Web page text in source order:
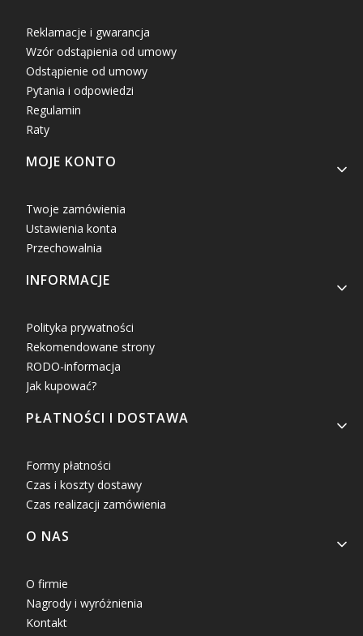
Reklamacje i gwarancja
Wzór odstąpienia od umowy
Odstąpienie od umowy
Pytania i odpowiedzi
Regulamin
Raty
MOJE KONTO
Twoje zamówienia
Ustawienia konta
Przechowalnia
INFORMACJE
Polityka prywatności
Rekomendowane strony
RODO-informacja
Jak kupować?
PŁATNOŚCI I DOSTAWA
Formy płatności
Czas i koszty dostawy
Czas realizacji zamówienia
O NAS
O firmie
Nagrody i wyróżnienia
Kontakt